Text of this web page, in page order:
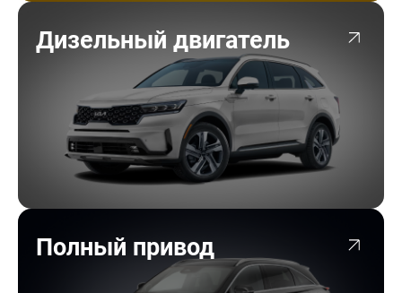
Дизельный двигатель
Полный привод